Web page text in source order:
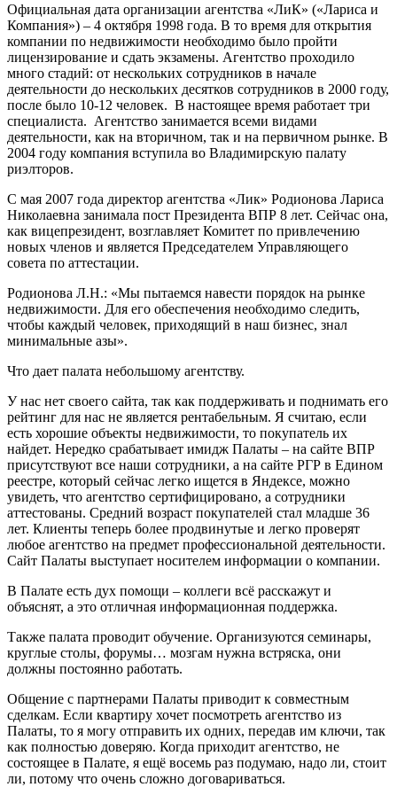
Официальная дата организации агентства «ЛиК» («Лариса и
Компания») – 4 октября 1998 года. В то время для открытия
компании по недвижимости необходимо было пройти
лицензирование и сдать экзамены. Агентство проходило
много стадий: от нескольких сотрудников в начале
деятельности до нескольких десятков сотрудников в 2000 году,
после было 10-12 человек. В настоящее время работает три
специалиста. Агентство занимается всеми видами
деятельности, как на вторичном, так и на первичном рынке. В
2004 году компания вступила во Владимирскую палату
риэлторов.
С мая 2007 года директор агентства «Лик» Родионова Лариса
Николаевна занимала пост Президента ВПР 8 лет. Сейчас она,
как вицепрезидент, возглавляет Комитет по привлечению
новых членов и является Председателем Управляющего
совета по аттестации.
Родионова Л.Н.: «Мы пытаемся навести порядок на рынке
недвижимости. Для его обеспечения необходимо следить,
чтобы каждый человек, приходящий в наш бизнес, знал
минимальные азы».
Что дает палата небольшому агентству.
У нас нет своего сайта, так как поддерживать и поднимать его
рейтинг для нас не является рентабельным. Я считаю, если
есть хорошие объекты недвижимости, то покупатель их
найдет. Нередко срабатывает имидж Палаты – на сайте ВПР
присутствуют все наши сотрудники, а на сайте РГР в Едином
реестре, который сейчас легко ищется в Яндексе, можно
увидеть, что агентство сертифицировано, а сотрудники
аттестованы. Средний возраст покупателей стал младше 36
лет. Клиенты теперь более продвинутые и легко проверят
любое агентство на предмет профессиональной деятельности.
Сайт Палаты выступает носителем информации о компании.
В Палате есть дух помощи – коллеги всё расскажут и
объяснят, а это отличная информационная поддержка.
Также палата проводит обучение. Организуются семинары,
круглые столы, форумы… мозгам нужна встряска, они
должны постоянно работать.
Общение с партнерами Палаты приводит к совместным
сделкам. Если квартиру хочет посмотреть агентство из
Палаты, то я могу отправить их одних, передав им ключи, так
как полностью доверяю. Когда приходит агентство, не
состоящее в Палате, я ещё восемь раз подумаю, надо ли, стоит
ли, потому что очень сложно договариваться.